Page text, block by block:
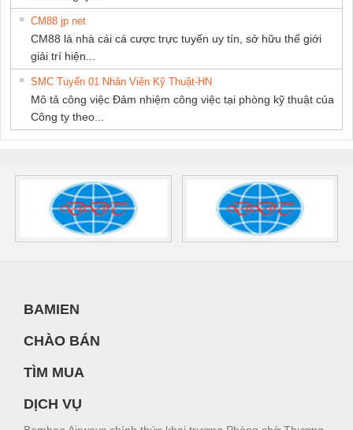
CM88 jp net
CM88 là nhà cái cá cược trực tuyến uy tín, sở hữu thế giới
giải trí hiện...
SMC Tuyển 01 Nhân Viên Kỹ Thuật-HN
Mô tả công việc Đảm nhiệm công việc tại phòng kỹ thuật của
Công ty theo...
BAMIEN
CHÀO BÁN
TÌM MUA
DỊCH VỤ